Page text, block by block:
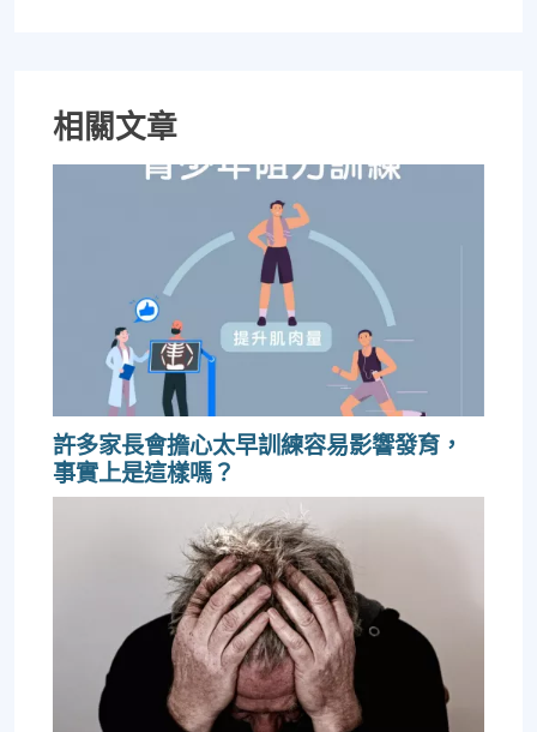
相關文章
許多家長會擔心太早訓練容易影響發育，
事實上是這樣嗎？